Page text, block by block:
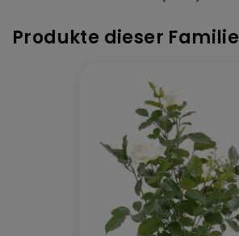
Produkte dieser Familie